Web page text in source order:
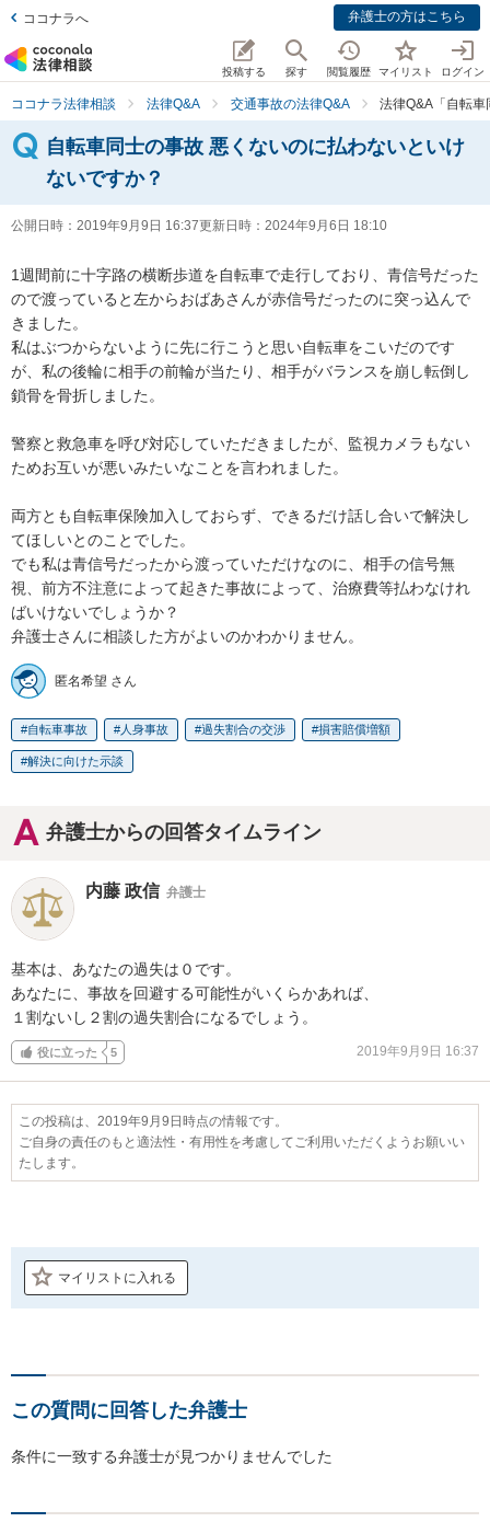
ココナラへ 弁護士の方はこちら
投稿する 探す 閲覧履歴 マイリスト ログイン
ココナラ法律相談 法律Q&A 交通事故の法律Q&A 法律Q&A「自転
自転車同士の事故 悪くないのに払わないといけ
ないですか？
公開日時： 2019年9月9日 16:37更新日時： 2024年9月6日 18:10
1週間前に十字路の横断歩道を自転車で走行しており、青信号だった
ので渡っていると左からおばあさんが赤信号だったのに突っ込んで
きました。
私はぶつからないように先に行こうと思い自転車をこいだのです
が、私の後輪に相手の前輪が当たり、相手がバランスを崩し転倒し
鎖骨を骨折しました。
警察と救急車を呼び対応していただきましたが、監視カメラもない
ためお互いが悪いみたいなことを言われました。
両方とも自転車保険加入しておらず、できるだけ話し合いで解決し
てほしいとのことでした。
でも私は青信号だったから渡っていただけなのに、相手の信号無
視、前方不注意によって起きた事故によって、治療費等払わなけれ
ばいけないでしょうか？
弁護士さんに相談した方がよいのかわかりません。
匿名希望 さん
自転車事故 人身事故 過失割合の交渉 損害賠償増額
解決に向けた示談
弁護士からの回答タイムライン
内藤 政信 弁護士
基本は、あなたの過失は０です。
あなたに、事故を回避する可能性がいくらかあれば、
１割ないし２割の過失割合になるでしょう。
役に立った 5 2019年9月9日 16:37
この投稿は、2019年9月9日時点の情報です。
ご自身の責任のもと適法性・有用性を考慮してご利用いただくようお願いい
たします。
マイリストに入れる
この質問に回答した弁護士
条件に一致する弁護士が見つかりませんでした